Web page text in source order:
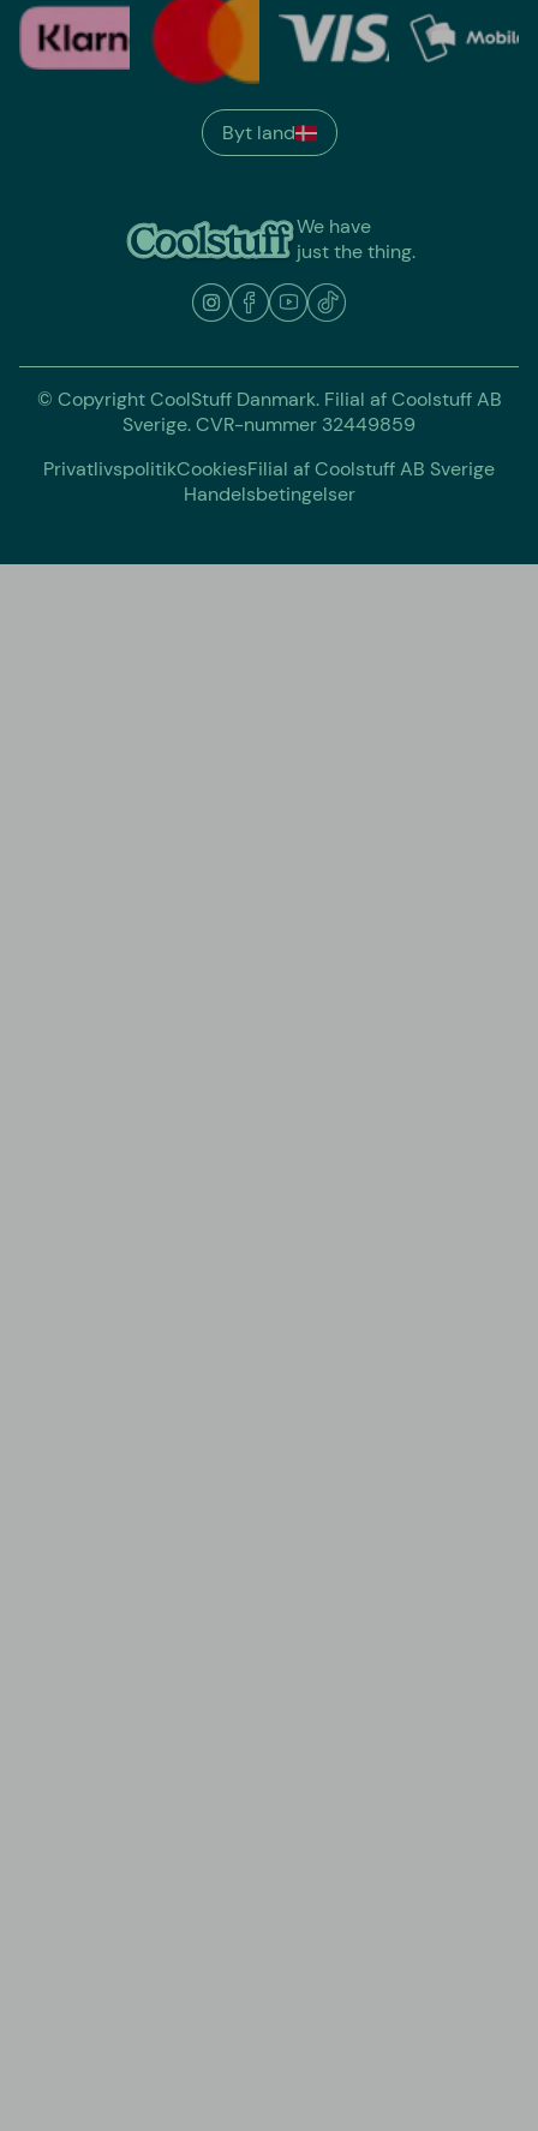
We have
just the thing.
Byt land
© Copyright CoolStuff Danmark. Filial af Coolstuff AB
Sverige. CVR-nummer 32449859
PrivatlivspolitikCookiesFilial af Coolstuff AB Sverige
Handelsbetingelser